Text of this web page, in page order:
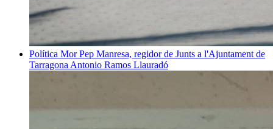
Política Mor Pep Manresa, regidor de Junts a l'Ajuntament de
Tarragona Antonio Ramos Llauradó